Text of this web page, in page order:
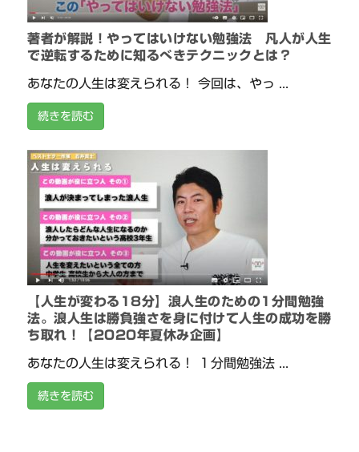
著者が解説！やってはいけない勉強法 凡人が人生
で逆転するために知るべきテクニックとは？
あなたの人生は変えられる！ 今回は、やっ ...
続きを読む
【人生が変わる18分】浪人生のための1分間勉強
法。浪人生は勝負強さを身に付けて人生の成功を勝
ち取れ！【2020年夏休み企画】
あなたの人生は変えられる！ １分間勉強法 ...
続きを読む